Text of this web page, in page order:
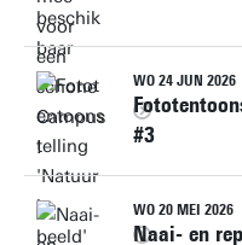
WO 24 JUN 2026
#3
WO 20 MEI 2026
Naai- en